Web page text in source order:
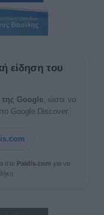
είδηση του
Google , ώστε να
Google Discover.
στο Paidis.com για να